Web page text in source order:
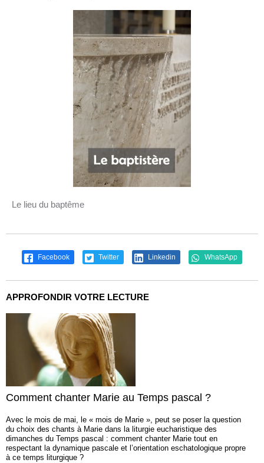
Le lieu du baptême
Facebook Twitter Linkedin WhatsApp
APPROFONDIR VOTRE LECTURE
Comment chanter Marie au Temps pascal ?
Avec le mois de mai, le « mois de Marie », peut se poser la question
du choix des chants à Marie dans la liturgie eucharistique des
dimanches du Temps pascal : comment chanter Marie tout en
respectant la dynamique pascale et l’orientation eschatologique propre
à ce temps liturgique ?